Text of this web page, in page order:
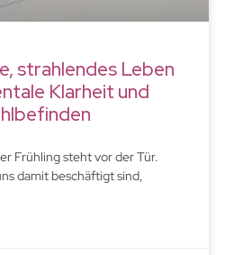
strahlendes Leben
Klarheit und
Frühling steht vor der Tür.
damit beschäftigt sind,